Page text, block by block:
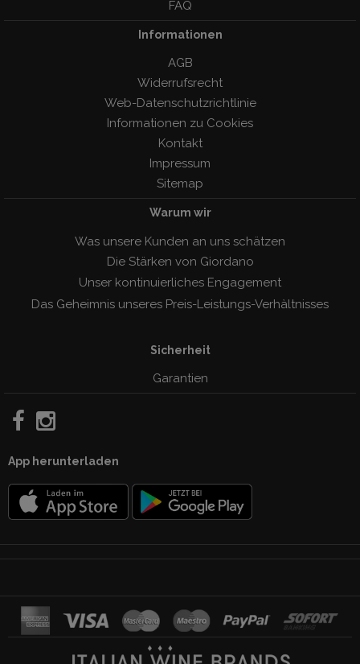
FAQ
Informationen
AGB
Widerrufsrecht
Web-Datenschutzrichtlinie
Informationen zu Cookies
Kontakt
Impressum
Sitemap
Warum wir
Was unsere Kunden an uns schätzen
Die Stärken von Giordano
Unser kontinuierliches Engagement
Das Geheimnis unseres Preis-Leistungs-Verhàltnisses
Sicherheit
Garantien
App herunterladen